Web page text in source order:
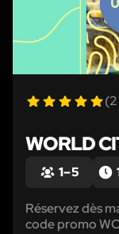
WORLD
1 – 5
Réservez dès
code promo